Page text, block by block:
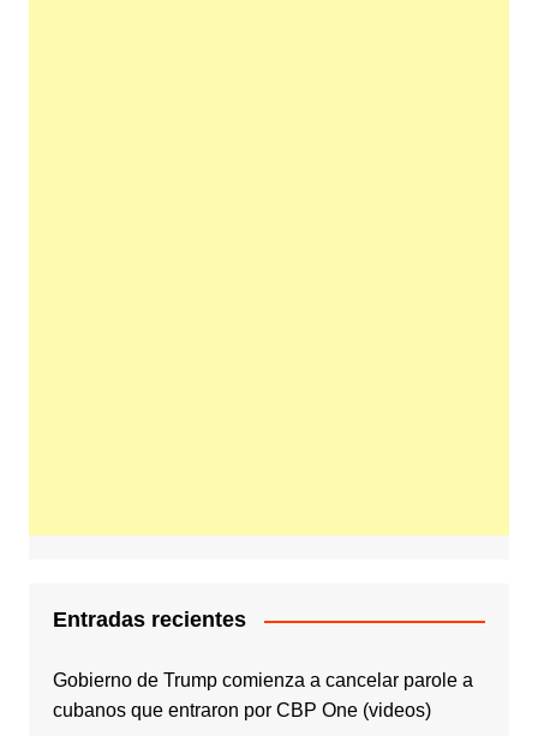
Entradas recientes
Gobierno de Trump comienza a cancelar parole a
cubanos que entraron por CBP One (videos)